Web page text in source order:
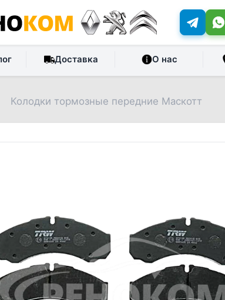
Доставка О нас
Колодки тормозные передние Маскотт